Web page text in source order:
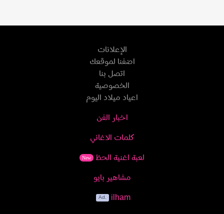
الإعلانات
اضفنا لموقعك
اتصل بنا
الخصوصية
اعياد ميلاد اليوم
اخبار الفن
كلمات الاغاني
لعبة اغنية الحظ New
مشاهير بايو
ilham